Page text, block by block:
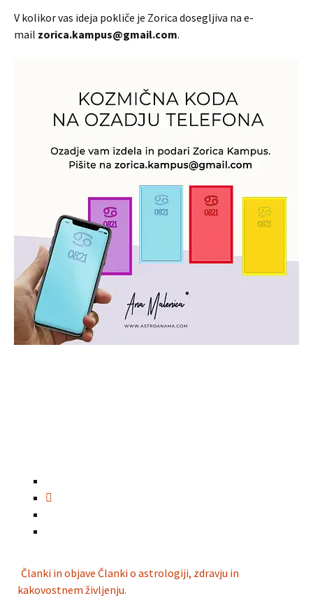
V kolikor vas ideja pokliče je Zorica dosegljiva na e-
mail zorica.kampus@gmail.com.
Članki in objave Članki o astrologiji, zdravju in
kakovostnem življenju.